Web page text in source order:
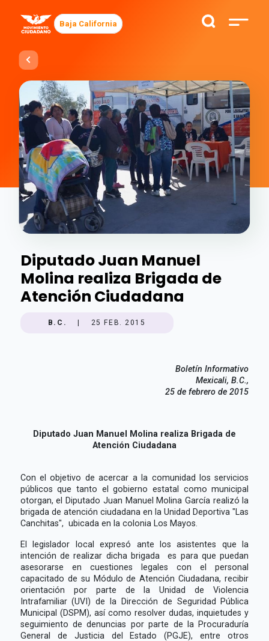
Baja California
Diputado Juan Manuel
Molina realiza Brigada de
Atención Ciudadana
B.C. 25 FEB. 2015
Boletín Informativo
Mexicali, B.C.,
25 de febrero de 2015
Diputado Juan Manuel Molina realiza Brigada de
Atención Ciudadana
Con el objetivo de acercar a la comunidad los servicios
públicos que tanto el gobierno estatal como municipal
otorgan, el Diputado Juan Manuel Molina García realizó la
brigada de atención ciudadana en la Unidad Deportiva "Las
Canchitas", ubicada en la colonia Los Mayos.
El legislador local expresó ante los asistentes que la
intención de realizar dicha brigada es para que puedan
asesorarse en cuestiones legales con el personal
capacitado de su Módulo de Atención Ciudadana, recibir
orientación por parte de la Unidad de Violencia
Intrafamiliar (UVI) de la Dirección de Seguridad Pública
Municipal (DSPM), así como resolver dudas, inquietudes y
seguimiento de denuncias por parte de la Procuraduría
General de Justicia del Estado (PGJE), entre otros